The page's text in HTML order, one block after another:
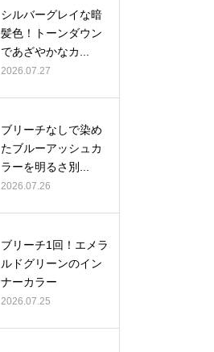
シルバーグレイな暗
髪色！トーンダウン
であざやかなカ...
2026.07.27
ブリーチなしで染め
たブルーアッシュカ
ラーを明るさ別...
2026.07.26
ブリーチ1回！エメラ
ルドグリーンのイン
ナーカラー
2026.07.25